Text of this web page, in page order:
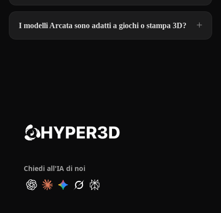
I modelli Arcata sono adatti a giochi o stampa 3D?
Chiedi all'IA di noi